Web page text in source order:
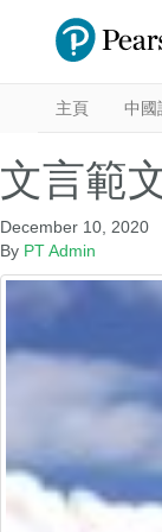
主頁 中國
文言範
December 10, 2020
By PT Admin